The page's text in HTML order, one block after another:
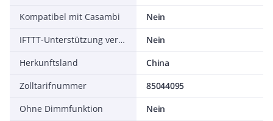
Kompatibel mit Casambi
Nein
IFTTT-Unterstützung verfügbar
Nein
Herkunftsland
China
Zolltarifnummer
85044095
Ohne Dimmfunktion
Nein